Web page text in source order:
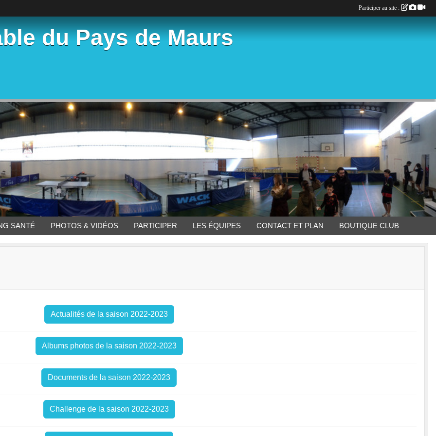
du Pays de Maurs
SANTÉ PHOTOS & VIDÉOS PARTICIPER LES ÉQUIPES CONTACT ET PLAN BOUTIQUE CLUB
Actualités de la saison 2022-2023
Albums photos de la saison 2022-2023
Documents de la saison 2022-2023
Challenge de la saison 2022-2023
Participer au site :